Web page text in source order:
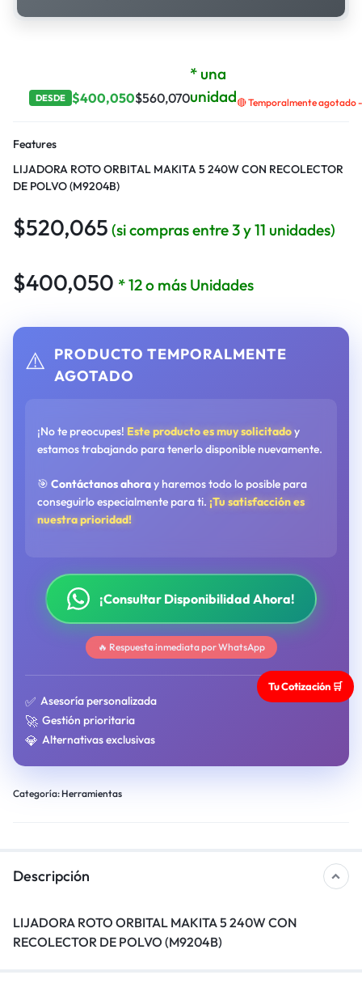
DESDE $400,050$560,070
* una
unidad🔴 Temporalmente agotado
Features
LIJADORA ROTO ORBITAL MAKITA 5 240W CON RECOLECTOR
DE POLVO (M9204B)
$520,065 (si compras entre 3 y 11 unidades)
$400,050 * 12 o más Unidades
⚠️ PRODUCTO TEMPORALMENTE
AGOTADO
¡No te preocupes! Este producto es muy solicitadoy
estamos trabajando para tenerlo disponible nuevamente.
🎯 Contáctanos ahoray haremos todo lo posible para
conseguirlo especialmente para ti. ¡Tu satisfacción es
nuestra prioridad!
¡Consultar Disponibilidad Ahora!
🔥 Respuesta inmediata por WhatsApp
✅ Asesoría personalizada
🚀 Gestión prioritaria
💎 Alternativas exclusivas
Categoría: Herramientas
Descripción
LIJADORA ROTO ORBITAL MAKITA 5 240W CON
RECOLECTOR DE POLVO (M9204B)
Tu Cotización 🛒